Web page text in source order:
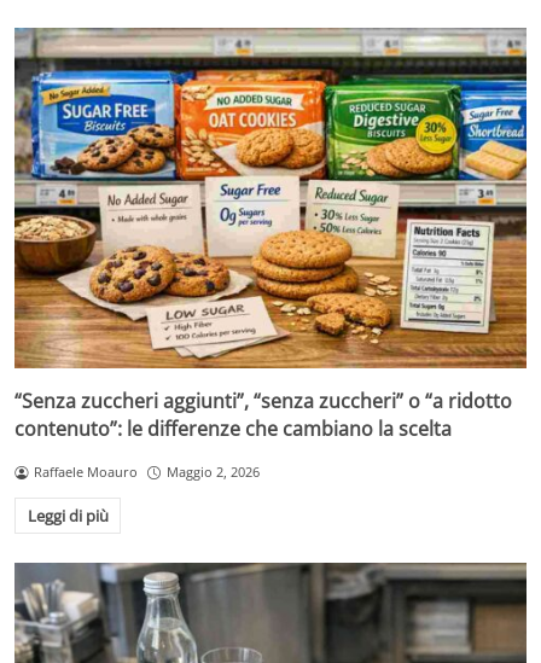
“Senza zuccheri aggiunti”, “senza zuccheri” o “a ridotto
contenuto”: le differenze che cambiano la scelta
Raffaele Moauro Maggio 2, 2026
Leggi di più